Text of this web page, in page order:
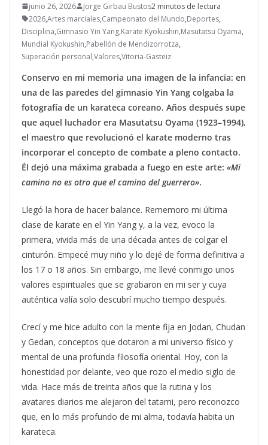
junio 26, 2026 Jorge Girbau Bustos2 minutos de lectura
2026,Artes marciales,Campeonato del Mundo,Deportes,
Disciplina,Gimnasio Yin Yang,Karate Kyokushin,Masutatsu Oyama,
Mundial Kyokushin,Pabellón de Mendizorrotza,
Superación personal,Valores,Vitoria-Gasteiz
Conservo en mi memoria una imagen de la infancia: en
una de las paredes del gimnasio Yin Yang colgaba la
fotografía de un karateca coreano. Años después supe
que aquel luchador era Masutatsu Oyama (1923–1994),
el maestro que revolucionó el karate moderno tras
incorporar el concepto de combate a pleno contacto.
Él dejó una máxima grabada a fuego en este arte: «Mi
camino no es otro que el camino del guerrero».
Llegó la hora de hacer balance. Rememoro mi última
clase de karate en el Yin Yang y, a la vez, evoco la
primera, vivida más de una década antes de colgar el
cinturón. Empecé muy niño y lo dejé de forma definitiva a
los 17 o 18 años. Sin embargo, me llevé conmigo unos
valores espirituales que se grabaron en mi ser y cuya
auténtica valía solo descubrí mucho tiempo después.
Crecí y me hice adulto con la mente fija en Jodan, Chudan
y Gedan, conceptos que dotaron a mi universo físico y
mental de una profunda filosofía oriental. Hoy, con la
honestidad por delante, veo que rozo el medio siglo de
vida. Hace más de treinta años que la rutina y los
avatares diarios me alejaron del tatami, pero reconozco
que, en lo más profundo de mi alma, todavía habita un
karateca.